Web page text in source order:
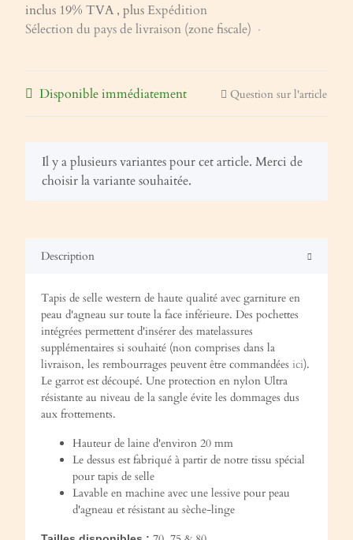
inclus 19% TVA , plusExpédition
Sélection du pays de livraison (zone fiscale)
Disponible immédiatement Question sur l'article
x
Il y a plusieurs variantes pour cet article. Merci de
choisir la variante souhaitée.
Description
Tapis de selle western de haute qualité avec garniture en
peau d'agneau sur toute la face inférieure. Des pochettes
intégrées permettent d'insérer des matelassures
supplémentaires si souhaité (non comprises dans la
livraison, les rembourrages peuvent être commandées ici).
Le garrot est découpé. Une protection en nylon Ultra
résistante au niveau de la sangle évite les dommages dus
aux frottements.
Hauteur de laine d'environ 20 mm
Le dessus est fabriqué à partir de notre tissu spécial
pour tapis de selle
Lavable en machine avec une lessive pour peau
d'agneau et résistant au sèche-linge